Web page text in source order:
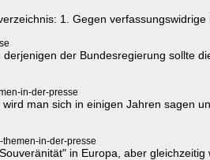
1. Gegen
der Bundesregierung sollte
in-der-presse
man sich in einigen Jahren sagen
in-der-presse
in Europa, aber